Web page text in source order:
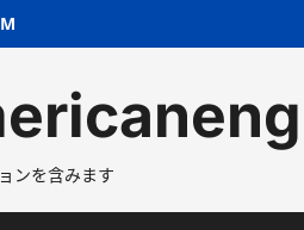
ンを含みます